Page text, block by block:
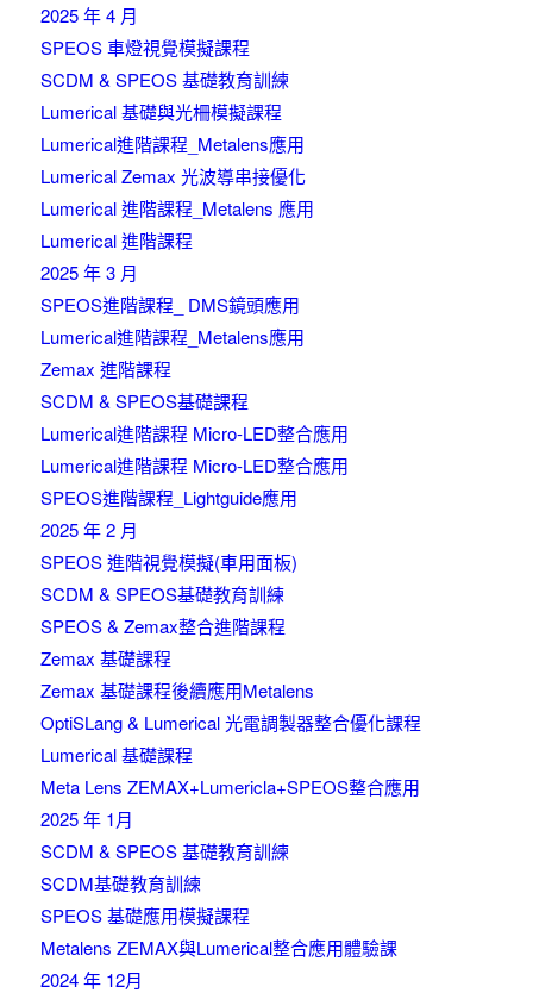
2025 年 4 月
SPEOS 車燈視覺模擬課程
SCDM & SPEOS 基礎教育訓練
Lumerical 基礎與光柵模擬課程
Lumerical進階課程_Metalens應用
Lumerical Zemax 光波導串接優化
Lumerical 進階課程_Metalens 應用
Lumerical 進階課程
2025 年 3 月
SPEOS進階課程_ DMS鏡頭應用
Lumerical進階課程_Metalens應用
Zemax 進階課程
SCDM & SPEOS基礎課程
Lumerical進階課程 Micro-LED整合應用
Lumerical進階課程 Micro-LED整合應用
SPEOS進階課程_Lightguide應用
2025 年 2 月
SPEOS 進階視覺模擬(車用面板)
SCDM & SPEOS基礎教育訓練
SPEOS & Zemax整合進階課程
Zemax 基礎課程
Zemax 基礎課程後續應用Metalens
OptiSLang & Lumerical 光電調製器整合優化課程
Lumerical 基礎課程
Meta Lens ZEMAX+Lumericla+SPEOS整合應用
2025 年 1月
SCDM & SPEOS 基礎教育訓練
SCDM基礎教育訓練
SPEOS 基礎應用模擬課程
Metalens ZEMAX與Lumerical整合應用體驗課
2024 年 12月